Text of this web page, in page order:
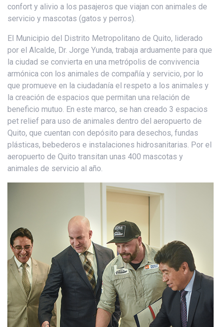
confort y alivio a los pasajeros que viajan con animales de
servicio y mascotas (gatos y perros).
El Municipio del Distrito Metropolitano de Quito, liderado
por el Alcalde, Dr. Jorge Yunda, trabaja arduamente para que
la ciudad se convierta en una metrópolis de convivencia
armónica con los animales de compañía y servicio, por lo
que promueve en la ciudadanía el respeto a los animales y
la creación de espacios que permitan una relación de
beneficio mutuo. En este marco, se han creado 3 espacios
pet relief para uso de animales dentro del aeropuerto de
Quito, que cuentan con depósito para desechos, fundas
plásticas, bebederos e instalaciones hidrosanitarias. Por el
aeropuerto de Quito transitan unas 400 mascotas y
animales de servicio al año.